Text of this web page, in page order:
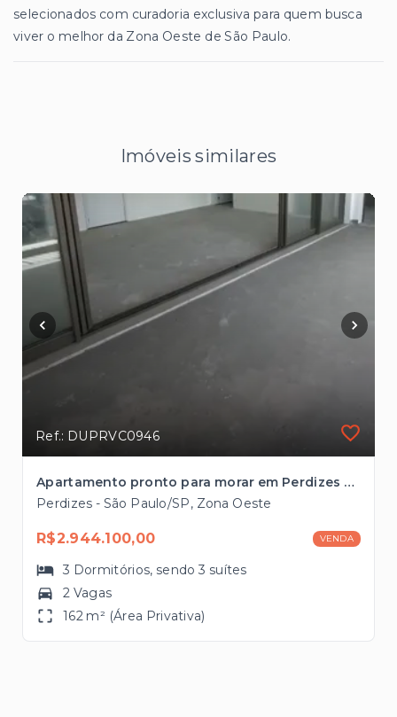
selecionados com curadoria exclusiva para quem busca
viver o melhor da Zona Oeste de São Paulo.
Imóveis similares
Ref.: DUPRVC0946
Apartamento pronto para morar em Perdizes com 3 suítes à venda, 162m² à 2 quadras da Avenida Sumaré
Perdizes - São Paulo/SP, Zona Oeste
R$2.944.100,00 VENDA
3 Dormitórios, sendo3 suítes
2 Vagas
162 m² (Área Privativa)